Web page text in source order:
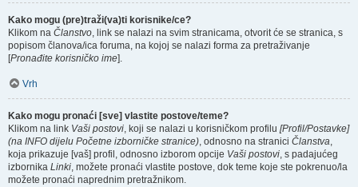
Kako mogu (pre)traži(va)ti korisnike/ce?
Klikom na Članstvo, link se nalazi na svim stranicama, otvorit će se stranica, s
popisom članova/ica foruma, na kojoj se nalazi forma za pretraživanje
[Pronađite korisničko ime].
Vrh
Kako mogu pronaći [sve] vlastite postove/teme?
Klikom na link Vaši postovi, koji se nalazi u korisničkom profilu [Profil/Postavke]
(na INFO dijelu Početne izborničke stranice), odnosno na stranici Članstva,
koja prikazuje [vaš] profil, odnosno izborom opcije Vaši postovi, s padajućeg
izbornika Linki, možete pronaći vlastite postove, dok teme koje ste pokrenuo/la
možete pronaći naprednim pretražnikom.